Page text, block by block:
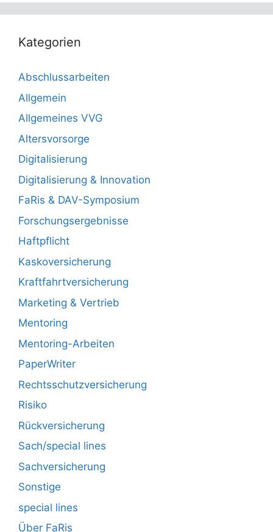
Kategorien
Abschlussarbeiten
Allgemein
Allgemeines VVG
Altersvorsorge
Digitalisierung
Digitalisierung & Innovation
FaRis & DAV-Symposium
Forschungsergebnisse
Haftpflicht
Kaskoversicherung
Kraftfahrtversicherung
Marketing & Vertrieb
Mentoring
Mentoring-Arbeiten
PaperWriter
Rechtsschutzversicherung
Risiko
Rückversicherung
Sach/special lines
Sachversicherung
Sonstige
special lines
Über FaRis